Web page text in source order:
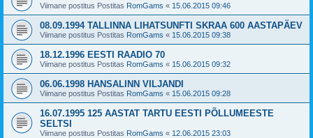
Viimane postitus Postitas RomGams « 15.06.2015 09:46
08.09.1994 TALLINNA LIHATSUNFTI SKRAA 600 AASTAPÄEV
Viimane postitus Postitas RomGams « 15.06.2015 09:38
18.12.1996 EESTI RAADIO 70
Viimane postitus Postitas RomGams « 15.06.2015 09:32
06.06.1998 HANSALINN VILJANDI
Viimane postitus Postitas RomGams « 15.06.2015 09:28
16.07.1995 125 AASTAT TARTU EESTI PÕLLUMEESTE
SELTSI
Viimane postitus Postitas RomGams « 12.06.2015 23:03